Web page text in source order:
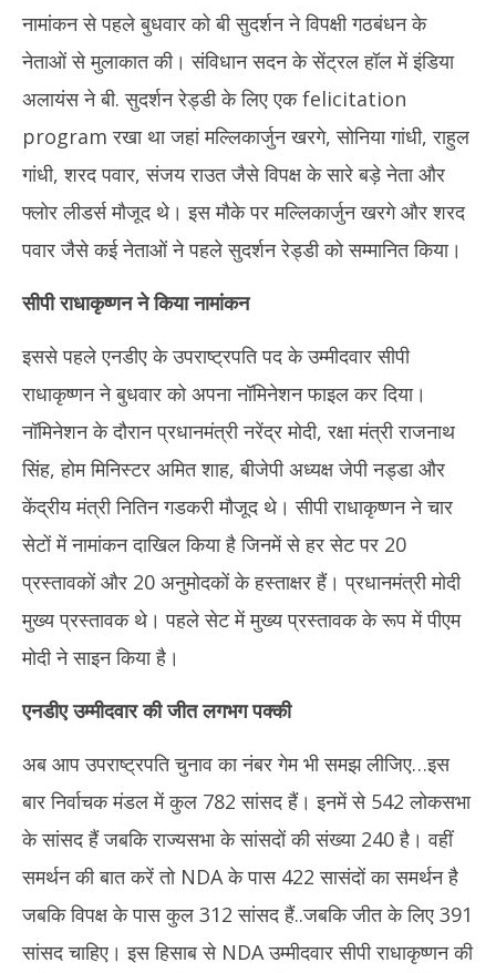
नामांकन से पहले बुधवार को बी सुदर्शन ने विपक्षी गठबंधन के
नेताओं से मुलाकात की। संविधान सदन के सेंट्रल हॉल में इंडिया
अलायंस ने बी. सुदर्शन रेड्डी के लिए एक felicitation
program रखा था जहां मल्लिकार्जुन खरगे, सोनिया गांधी, राहुल
गांधी, शरद पवार, संजय राउत जैसे विपक्ष के सारे बड़े नेता और
फ्लोर लीडर्स मौजूद थे। इस मौके पर मल्लिकार्जुन खरगे और शरद
पवार जैसे कई नेताओं ने पहले सुदर्शन रेड्डी को सम्मानित किया।
सीपी राधाकृष्णन ने किया नामांकन
इससे पहले एनडीए के उपराष्ट्रपति पद के उम्मीदवार सीपी
राधाकृष्णन ने बुधवार को अपना नॉमिनेशन फाइल कर दिया।
नॉमिनेशन के दौरान प्रधानमंत्री नरेंद्र मोदी, रक्षा मंत्री राजनाथ
सिंह, होम मिनिस्टर अमित शाह, बीजेपी अध्यक्ष जेपी नड्डा और
केंद्रीय मंत्री नितिन गडकरी मौजूद थे। सीपी राधाकृष्णन ने चार
सेटों में नामांकन दाखिल किया है जिनमें से हर सेट पर 20
प्रस्तावकों और 20 अनुमोदकों के हस्ताक्षर हैं। प्रधानमंत्री मोदी
मुख्य प्रस्तावक थे। पहले सेट में मुख्य प्रस्तावक के रूप में पीएम
मोदी ने साइन किया है।
एनडीए उम्मीदवार की जीत लगभग पक्की
अब आप उपराष्ट्रपति चुनाव का नंबर गेम भी समझ लीजिए…इस
बार निर्वाचक मंडल में कुल 782 सांसद हैं। इनमें से 542 लोकसभा
के सांसद हैं जबकि राज्यसभा के सांसदों की संख्या 240 है। वहीं
समर्थन की बात करें तो NDA के पास 422 सासंदों का समर्थन है
जबकि विपक्ष के पास कुल 312 सांसद हैं..जबकि जीत के लिए 391
सांसद चाहिए। इस हिसाब से NDA उम्मीदवार सीपी राधाकृष्णन की